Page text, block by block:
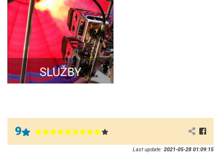
9
Last update: 2021-05-28 01:09:15